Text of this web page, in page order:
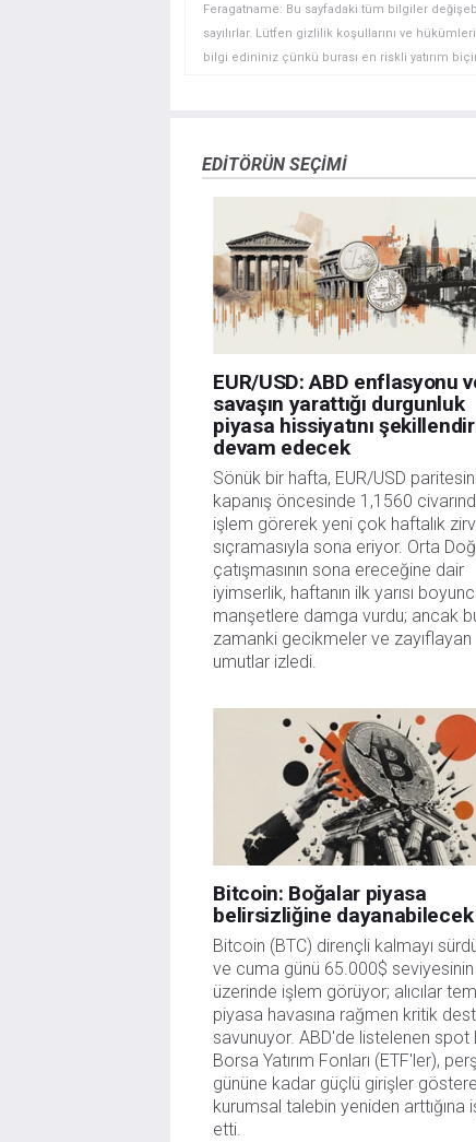
Feragatname: Bu sayfadaki tüm bilgiler
sayılırlar. Lütfen gizlilik koşullarını ve
bilgi edininiz çünkü burası en riskli yatırım
doğrulamak zorunda değildir. FXStreet’de
sitede yayınlanan bilgiler çalışanlar, ortaklar
danışmanlığı teşkil etmemektedir. FXStreet
herhangi bir kar kaybı herhangi bir sınırlama
EDITÖRÜN SEÇIMI
EUR/USD: ABD enflasyonu
savaşın yarattığı durgunluk
piyasa hissiyatını
devam edecek
Sönük bir hafta, EUR/USD
kapanış öncesinde 1,1560
işlem görerek yeni çok haftalık
sıçramasıyla sona eriyor. Orta
çatışmasının sona ereceğine dair
iyimserlik, haftanın ilk yarısı
manşetlere damga vurdu; ancak
zamanki gecikmeler ve zayıflayan
umutlar izledi.
Bitcoin: Boğalar piyasa
belirsizliğine dayanabilecek
Bitcoin (BTC) dirençli kalmayı
ve cuma günü 65.000$ seviyesinin
üzerinde işlem görüyor; alıcılar
piyasa havasına rağmen kritik
savunuyor. ABD'de listelenen spot
Borsa Yatırım Fonları (ETF'ler),
gününe kadar güçlü girişler
kurumsal talebin yeniden arttığına
etti.